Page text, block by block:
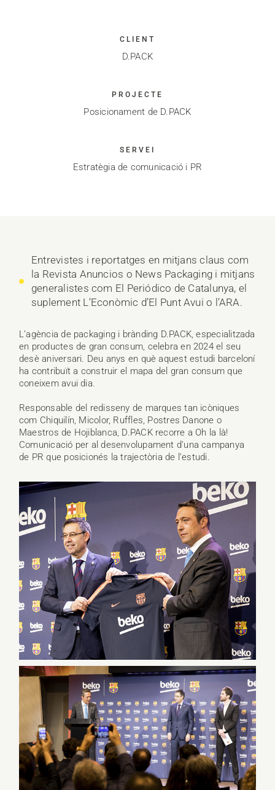
CLIENT
D.PACK
PROJECTE
Posicionament de D.PACK
SERVEI
Estratègia de comunicació i PR
Entrevistes i reportatges en mitjans claus com
la Revista Anuncios o News Packaging i mitjans
generalistes com El Periódico de Catalunya, el
suplement L’Econòmic d’El Punt Avui o l’ARA.
L’agència de packaging i brànding D.PACK, especialitzada
en productes de gran consum, celebra en 2024 el seu
desè aniversari. Deu anys en què aquest estudi barceloní
ha contribuït a construir el mapa del gran consum que
coneixem avui dia.
Responsable del redisseny de marques tan icòniques
com Chiquilín, Micolor, Ruffles, Postres Danone o
Maestros de Hojiblanca, D.PACK recorre a Oh la là!
Comunicació per al desenvolupament d’una campanya
de PR que posicionés la trajectòria de l’estudi.